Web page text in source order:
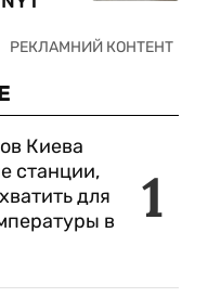
1
Киева
станции,
для
в